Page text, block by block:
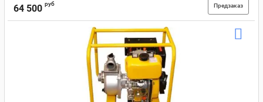
64 500 руб Предзаказ